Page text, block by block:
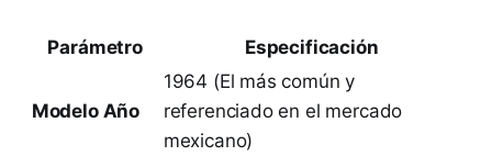
Parámetro Especificación
Modelo Año
1964 (El más común y
referenciado en el mercado
mexicano)